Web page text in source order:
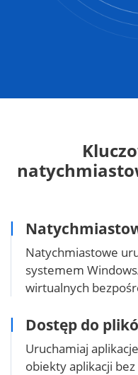
Natychmiastowe
systemem
wirtualnych
Dostęp do
Uruchamiaj
obiekty aplikacji